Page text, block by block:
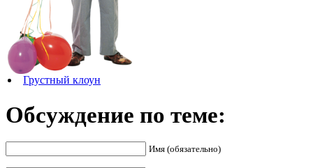
Грустный клоун
Обсуждение по теме:
Имя (обязательно)